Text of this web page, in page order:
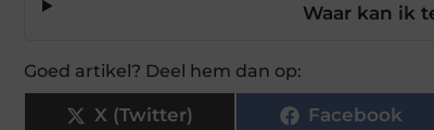
Waar kan ik
Goed artikel? Deel hem dan op:
X (Twitter) Facebook